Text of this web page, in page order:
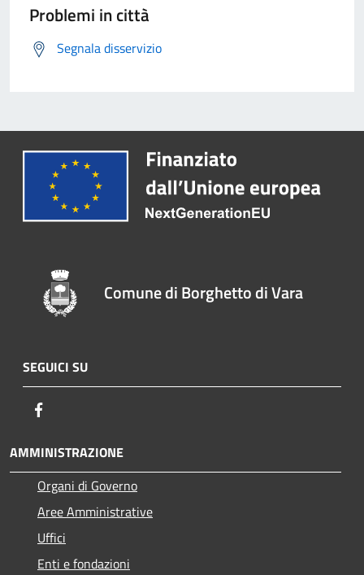
Problemi in città
Segnala disservizio
Comune di Borghetto di Vara
SEGUICI SU
AMMINISTRAZIONE
Organi di Governo
Aree Amministrative
Uffici
Enti e fondazioni